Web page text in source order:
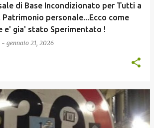
di Base Incondizionato per Tutti a
personale...Ecco come
e' gia' stato Sperimentato !
- gennaio 21, 2026